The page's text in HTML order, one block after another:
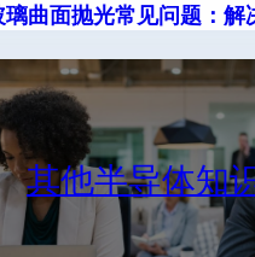
曲面抛光常见问题：解
其他半导体知